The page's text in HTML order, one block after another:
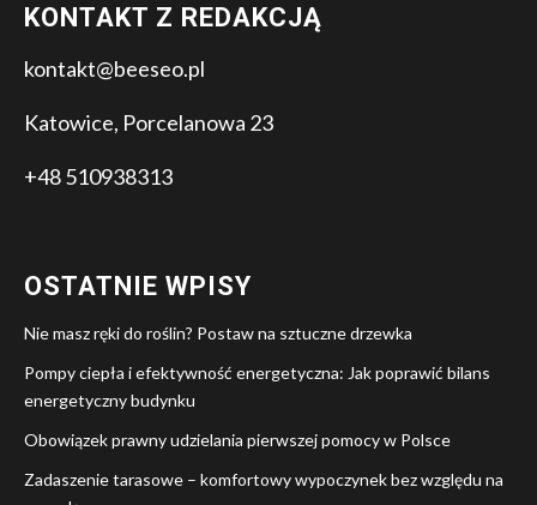
KONTAKT Z REDAKCJĄ
kontakt@beeseo.pl
Katowice, Porcelanowa 23
+48 510938313
OSTATNIE WPISY
Nie masz ręki do roślin? Postaw na sztuczne drzewka
Pompy ciepła i efektywność energetyczna: Jak poprawić bilans
energetyczny budynku
Obowiązek prawny udzielania pierwszej pomocy w Polsce
Zadaszenie tarasowe – komfortowy wypoczynek bez względu na